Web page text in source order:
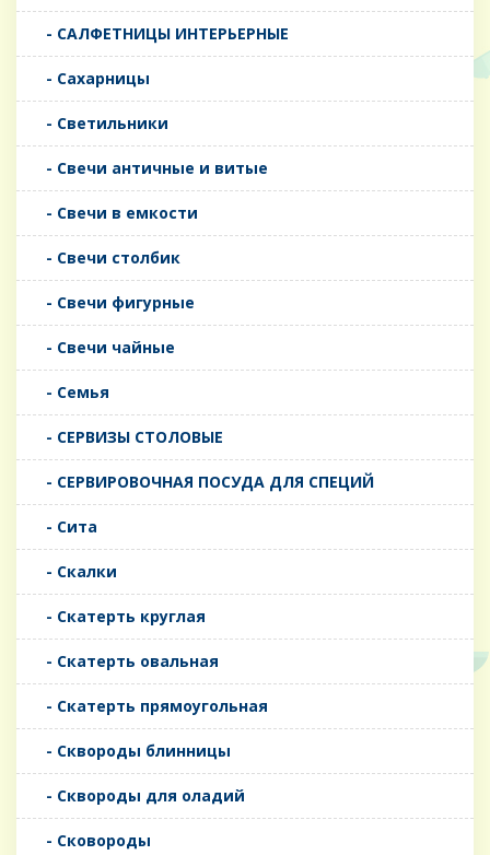
- САЛФЕТНИЦЫ ИНТЕРЬЕРНЫЕ
- Сахарницы
- Светильники
- Свечи античные и витые
- Свечи в емкости
- Свечи столбик
- Свечи фигурные
- Свечи чайные
- Семья
- СЕРВИЗЫ СТОЛОВЫЕ
- СЕРВИРОВОЧНАЯ ПОСУДА ДЛЯ СПЕЦИЙ
- Сита
- Скалки
- Скатерть круглая
- Скатерть овальная
- Скатерть прямоугольная
- Сквороды блинницы
- Сквороды для оладий
- Сковороды